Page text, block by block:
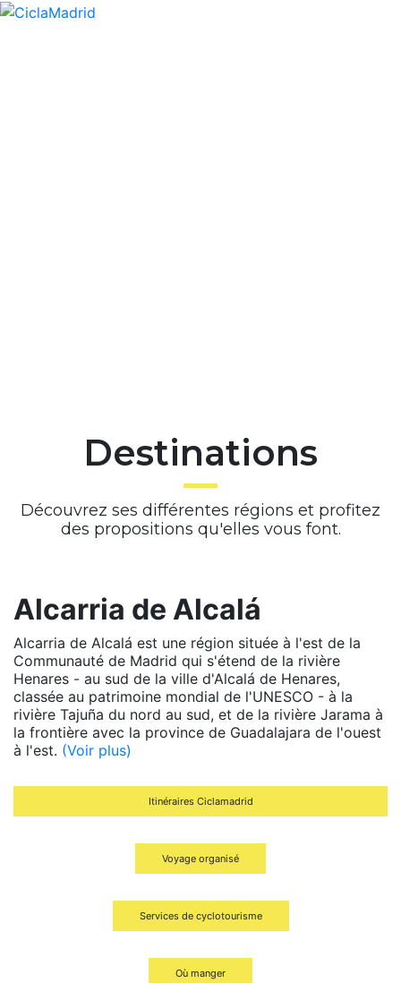
Destinations
Découvrez ses différentes régions et profitez
des propositions qu'elles vous font.
Alcarria de Alcalá
Alcarria de Alcalá est une région située à l'est de la
Communauté de Madrid qui s'étend de la rivière
Henares - au sud de la ville d'Alcalá de Henares,
classée au patrimoine mondial de l'UNESCO - à la
rivière Tajuña du nord au sud, et de la rivière Jarama à
la frontière avec la province de Guadalajara de l'ouest
à l'est. (Voir plus)
Itinéraires Ciclamadrid
Voyage organisé
Services de cyclotourisme
Où manger